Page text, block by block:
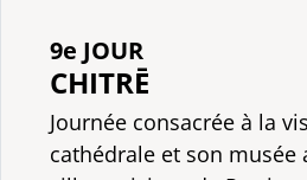
9e JOUR
CHITRĒ
Journée consacrée à la
cathédrale et son